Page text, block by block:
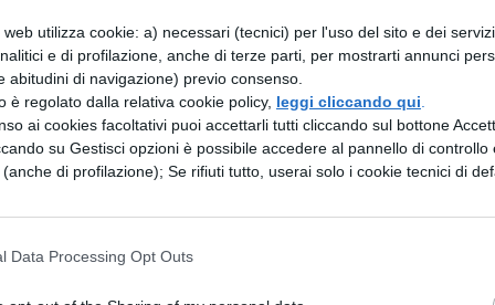
utilizza cookie: a) necessari (tecnici) per l'uso del sito e dei
e di profilazione, anche di terze parti, per mostrarti annunci
abitudini di navigazione) previo consenso.
è regolato dalla relativa cookie policy, leggi cliccando qui
ai cookies facoltativi puoi accettarli tutti cliccando sul bottone
su Gestisci opzioni è possibile accedere al pannello di controllo
di profilazione); Se rifiuti tutto, userai solo i cookie tecnici di
Data Processing Opt Outs
rivolta in passato alle autorità per segnalare un
"A fine novembre mi hanno chiamato
mia figlia in bagno. L'ho trovata già con
Era agitatissima. Le ho dovuto rimettere il
alla base della decisione della scuola ci sia la
possibile che nessuno si sia accorto
è da parte del preside? Con un